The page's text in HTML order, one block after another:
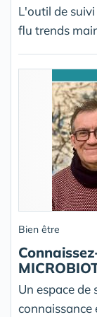
L'outil de
flu trends
Bien être
Un espace
connaissance